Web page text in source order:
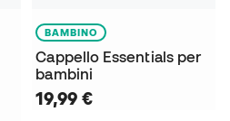
BAMBINO
Cappello Essentials per
bambini
19,99 €